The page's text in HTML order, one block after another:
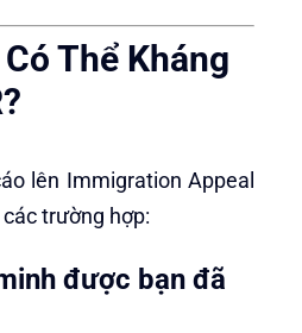
Thể Kháng
lên Immigration Appeal
trường hợp:
được bạn đã